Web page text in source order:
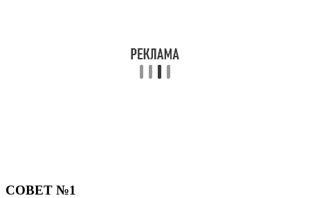
СОВЕТ №1